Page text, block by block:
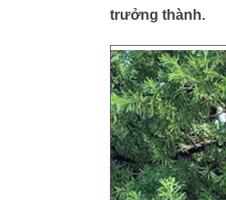
trưởng thành.